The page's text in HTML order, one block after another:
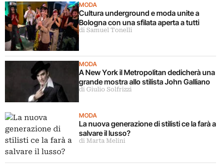
MODA
Cultura underground e moda unite a
Bologna con una sfilata aperta a tutti
di Samuel Tonelli
MODA
A New York il Metropolitan dedicherà una
grande mostra allo stilista John Galliano
di Giulio Solfrizzi
MODA
La nuova generazione di stilisti ce la farà a
salvare il lusso?
di Marta Melini